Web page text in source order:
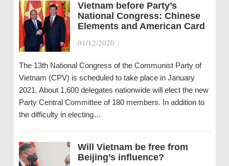
Vietnam before Party’s
National Congress: Chinese
Elements and American Card
01/12/2020 |
The 13th National Congress of the Communist Party of
Vietnam (CPV) is scheduled to take place in January
2021. About 1,600 delegates nationwide will elect the new
Party Central Committee of 180 members. In addition to
the difficulty in electing…
Will Vietnam be free from
Beijing’s influence?